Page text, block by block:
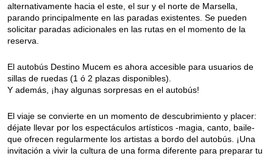
alternativamente hacia el este, el sur y el norte de Marsella,
parando principalmente en las paradas existentes. Se pueden
solicitar paradas adicionales en las rutas en el momento de la
reserva.
El autobús Destino Mucem es ahora accesible para usuarios de
sillas de ruedas (1 ó 2 plazas disponibles).
Y además, ¡hay algunas sorpresas en el autobús!
El viaje se convierte en un momento de descubrimiento y placer:
déjate llevar por los espectáculos artísticos -magia, canto, baile-
que ofrecen regularmente los artistas a bordo del autobús. ¡Una
invitación a vivir la cultura de una forma diferente para preparar tu